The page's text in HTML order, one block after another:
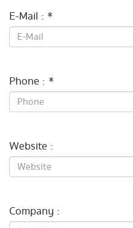
E-Mail : *
Phone : *
Website :
Company :